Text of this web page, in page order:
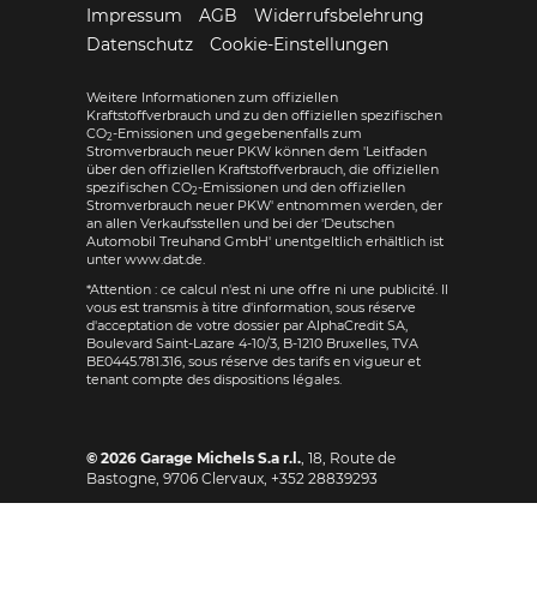
Impressum AGB
Widerrufsbelehrung
Datenschutz
Cookie-Einstellungen
Weitere Informationen zum offiziellen
Kraftstoffverbrauch und zu den offiziellen spezifischen
CO2-Emissionen und gegebenenfalls zum
Stromverbrauch neuer PKW können dem 'Leitfaden
über den offiziellen Kraftstoffverbrauch, die offiziellen
spezifischen CO2-Emissionen und den offiziellen
Stromverbrauch neuer PKW' entnommen werden, der
an allen Verkaufsstellen und bei der 'Deutschen
Automobil Treuhand GmbH' unentgeltlich erhältlich ist
unter www.dat.de.
*Attention : ce calcul n'est ni une offre ni une publicité. Il
vous est transmis à titre d'information, sous réserve
d'acceptation de votre dossier par AlphaCredit SA,
Boulevard Saint-Lazare 4-10/3, B-1210 Bruxelles, TVA
BE0445.781.316, sous réserve des tarifs en vigueur et
tenant compte des dispositions légales.
© 2026 Garage Michels S.a r.l. 18, Route de
Bastogne 9706 Clervaux, +352 28839293